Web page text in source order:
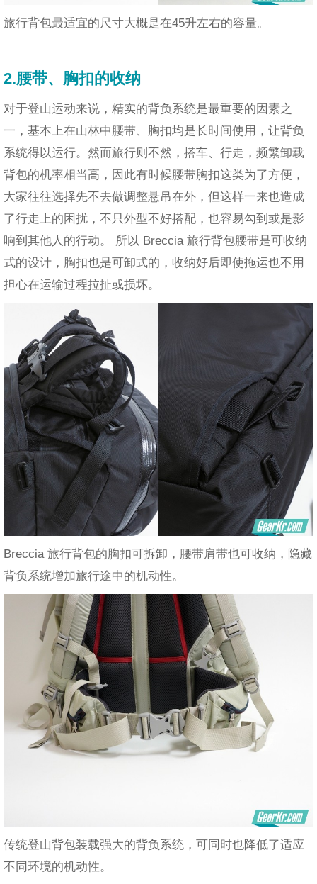
旅行背包最适宜的尺寸大概是在45升左右的容量。
2.腰带、胸扣的收纳
对于登山运动来说，精实的背负系统是最重要的因素之
一，基本上在山林中腰带、胸扣均是长时间使用，让背负
系统得以运行。然而旅行则不然，搭车、行走，频繁卸载
背包的机率相当高，因此有时候腰带胸扣这类为了方便，
大家往往选择先不去做调整悬吊在外，但这样一来也造成
了行走上的困扰，不只外型不好搭配，也容易勾到或是影
响到其他人的行动。 所以 Breccia 旅行背包腰带是可收纳
式的设计，胸扣也是可卸式的，收纳好后即使拖运也不用
担心在运输过程拉扯或损坏。
Breccia 旅行背包的胸扣可拆卸，腰带肩带也可收纳，隐藏
背负系统增加旅行途中的机动性。
传统登山背包装载强大的背负系统，可同时也降低了适应
不同环境的机动性。